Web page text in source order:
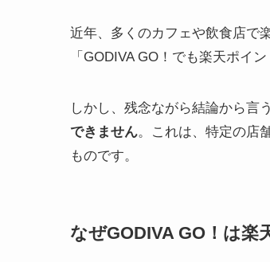
近年、多くのカフェや飲食店で
「GODIVA GO！でも楽天ポイ
しかし、残念ながら結論から言う
できません。これは、特定の店
ものです。
なぜGODIVA GO！は楽